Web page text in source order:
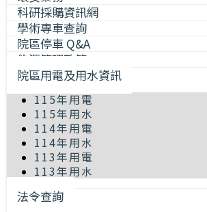
科研採購資訊網
學術專車查詢
院區停車 Q&A
能源管理政策
院區用電及用水資訊
115年用電
115年用水
114年用電
114年用水
113年用電
113年用水
法令查詢